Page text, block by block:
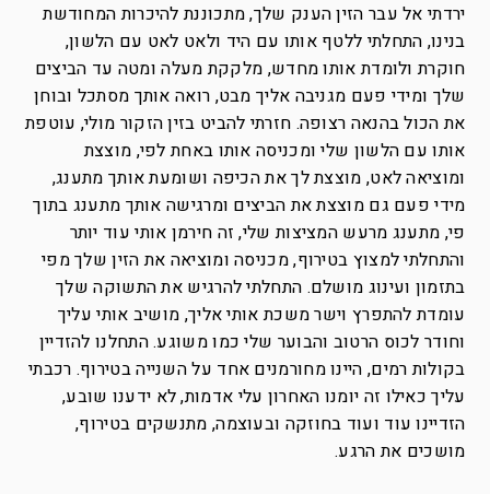
ירדתי אל עבר הזין הענק שלך, מתכוננת להיכרות המחודשת
בנינו, התחלתי ללטף אותו עם היד ולאט לאט עם הלשון,
חוקרת ולומדת אותו מחדש, מלקקת מעלה ומטה עד הביצים
שלך ומידי פעם מגניבה אליך מבט, רואה אותך מסתכל ובוחן
את הכול בהנאה רצופה. חזרתי להביט בזין הזקור מולי, עוטפת
אותו עם הלשון שלי ומכניסה אותו באחת לפי, מוצצת
ומוציאה לאט, מוצצת לך את הכיפה ושומעת אותך מתענג,
מידי פעם גם מוצצת את הביצים ומרגישה אותך מתענג בתוך
פי, מתענג מרעש המציצות שלי, זה חירמן אותי עוד יותר
והתחלתי למצוץ בטירוף, מכניסה ומוציאה את הזין שלך מפי
בתזמון ועינוג מושלם. התחלתי להרגיש את התשוקה שלך
עומדת להתפרץ וישר משכת אותי אליך, מושיב אותי עליך
וחודר לכוס הרטוב והבוער שלי כמו משוגע. התחלנו להזדיין
בקולות רמים, היינו מחורמנים אחד על השנייה בטירוף. רכבתי
עליך כאילו זה יומנו האחרון עלי אדמות, לא ידענו שובע,
הזדיינו עוד ועוד בחוזקה ובעוצמה, מתנשקים בטירוף,
מושכים את הרגע.